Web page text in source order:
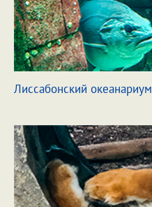
Лиссабонский океанариум